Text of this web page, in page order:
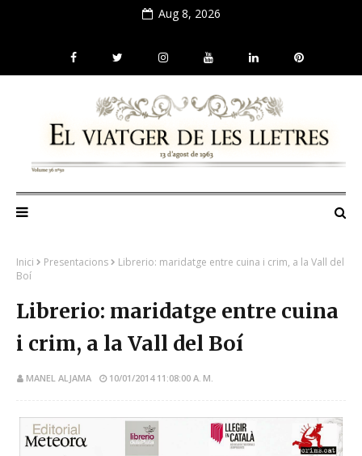
Aug 8, 2026
Inici Presentacions
Librerio: maridatge entre cuina i crim, a la Vall del
Boí
Librerio: maridatge entre cuina
i crim, a la Vall del Boí
MANEL ALJAMA 10/01/2014 11:08:00 A. M.